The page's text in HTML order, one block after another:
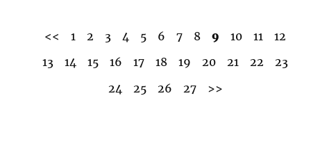
<< 1 2 3 4 5 6 7 8 9 10 11
12
13
14 15 16 17 18 19 20 21 22
23
24
25 26 27 >>